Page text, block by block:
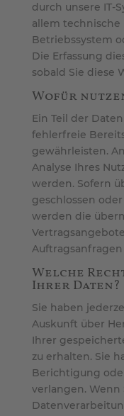
durch unsere IT-
allem technische
Betriebssystem
Die Erfassung
sobald Sie diese
Wofür
Ein Teil der
fehlerfreie
gewährleisten.
Analyse Ihres
werden. Sofern
geschlossen
werden die
Welche
Ihrer Daten?
Sie haben
Auskunft über
Ihrer
zu erhalten. Sie
Berichtigung
verlangen. Wenn